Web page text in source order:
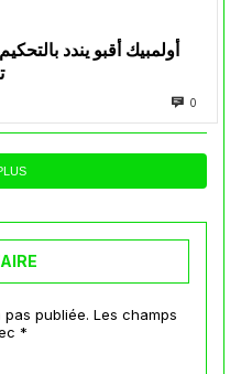
أولمبيك أقبو يندد
0
publiée. Les champs
*